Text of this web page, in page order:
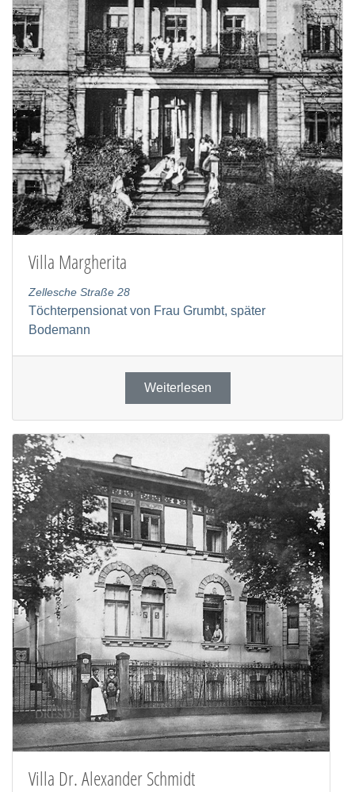
Villa Margherita
Zellesche Straße 28
Töchterpensionat von Frau Grumbt, später
Bodemann
Weiterlesen
Villa Dr. Alexander Schmidt